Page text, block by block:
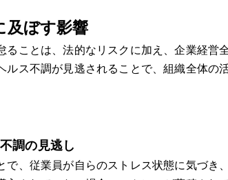
及ぼす影響
ることは、法的なリスクに加え、企業経営
ルス不調が見逃されることで、組織全体の
調の見逃し
で、従業員が自らのストレス状態に気づき